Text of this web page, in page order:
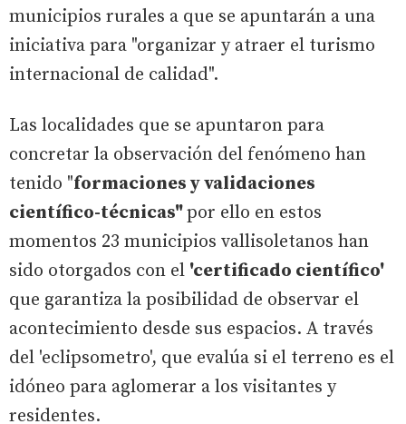
municipios rurales a que se apuntarán a una
iniciativa para "organizar y atraer el turismo
internacional de calidad".
Las localidades que se apuntaron para
concretar la observación del fenómeno han
tenido "formaciones y validaciones
científico-técnicas"por ello en estos
momentos 23 municipios vallisoletanos han
sido otorgados con el 'certificado científico'
que garantiza la posibilidad de observar el
acontecimiento desde sus espacios. A través
del 'eclipsometro', que evalúa si el terreno es el
idóneo para aglomerar a los visitantes y
residentes.